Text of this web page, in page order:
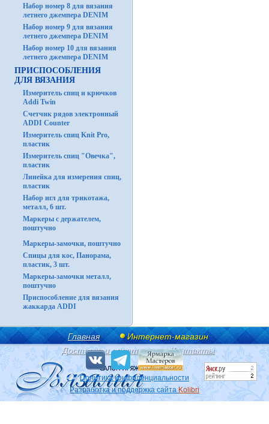
Набор номер 8 для вязания
летнего джемпера DENIM
Набор номер 9 для вязания
летнего джемпера DENIM
Набор номер 10 для вязания
летнего джемпера DENIM
ПРИСПОСОБЛЕНИЯ
ДЛЯ ВЯЗАНИЯ
Измеритель спиц и крючков
Addi Twin
Счетчик рядов электронный
ADDI Counter
Измеритель спиц Knit Pro,
пластик
Измеритель спиц "Овечка",
пластик
Линейка для измерения спиц,
пластик
Набор игл для трикотажа,
металл, 6 шт.
Маркеры с держателем,
поштучно
Маркеры-замочки, поштучно
Спицы для кос, Панорама,
пластик, 3 шт.
Маркеры-замочки металл,
поштучно
Приспособление для вязания
жаккарда ADDI
Главная
Интернет-магазин
Доставка и оплата
Контакты
Политика конфиденциальности
Разработка и поддержка сайта Kolibri